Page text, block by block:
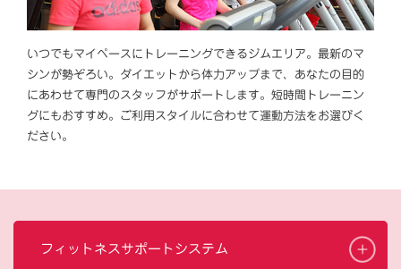
いつでもマイペースにトレーニングできるジムエリア。最新のマ
シンが勢ぞろい。ダイエットから体力アップまで、あなたの目的
にあわせて専門のスタッフがサポートします。短時間トレーニン
グにもおすすめ。ご利用スタイルに合わせて運動方法をお選びく
ださい。
フィットネスサポートシステム